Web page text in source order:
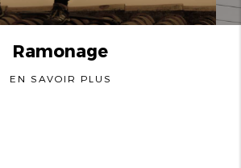
Ramonage
EN SAVOIR PLUS